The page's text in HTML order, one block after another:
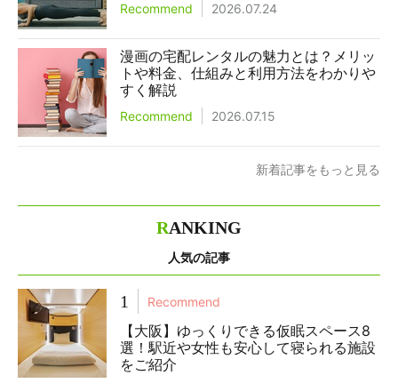
Recommend 2026.07.24
漫画の宅配レンタルの魅力とは？メリッ
トや料金、仕組みと利用方法をわかりや
すく解説
Recommend 2026.07.15
新着記事をもっと見る
RANKING
人気の記事
1 Recommend
【大阪】ゆっくりできる仮眠スペース8
選！駅近や女性も安心して寝られる施設
をご紹介